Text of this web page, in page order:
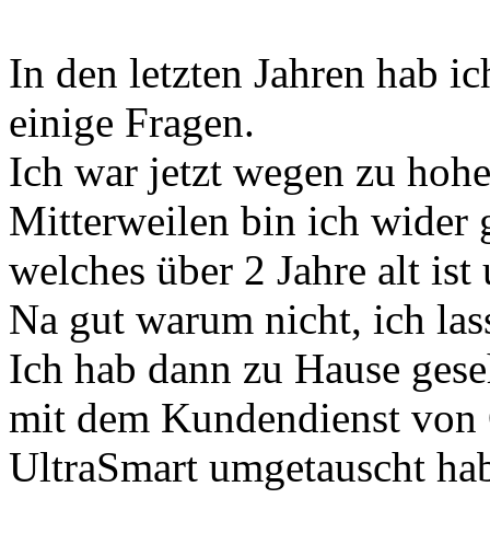
In den letzten Jahren hab
einige Fragen.
Ich war jetzt wegen zu
Mitterweilen bin ich wider
welches über 2 Jahre alt
Na gut warum nicht, ich
Ich hab dann zu Hause
mit dem Kundendienst
UltraSmart umgetauscht